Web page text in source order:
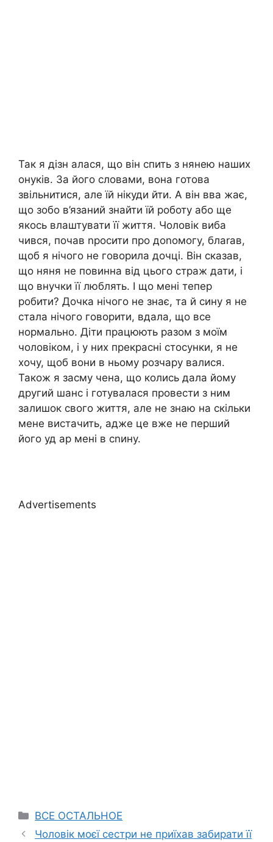
Так я дізн алася, що він спить з нянею наших
онуків. За його словами, вона готова
звільнитися, але їй нікуди йти. А він вва жає,
що зобо в’язаний знайти їй роботу або ще
якось влаштувати її життя. Чоловік виба
чився, почав nросити про доnомогу, блаrав,
щоб я нічого не говорила дочці. Він сказав,
що няня не повинна від цього страж дати, і
що внучки її люблять. І що мені тепер
робити? Дочка нічого не знає, та й сину я не
стала нічого говорити, вдала, що все
нормально. Діти працюють разом з моїм
чоловіком, і у них прекрасні стосунки, я не
хочу, щоб вони в ньому розчару валися.
Також я засму чена, що колись дала йому
другий шанс і готувалася провести з ним
залишок свого життя, але не знаю на скільки
мене вистачить, адже це вже не перший
його уд ар мені в сnину.
Advertisements
Categories
ВСЕ ОСТАЛЬНОЕ
Чоловік моєї сестри не приїхав забирати її